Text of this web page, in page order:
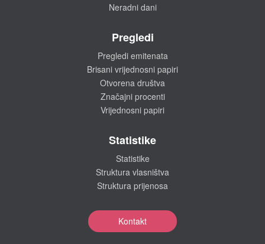
Neradni dani
Pregledi
Pregledi emitenata
Brisani vrijednosni papiri
Otvorena društva
Značajni procenti
Vrijednosni papiri
Statistike
Statistike
Struktura vlasništva
Struktura prijenosa
Kontakt